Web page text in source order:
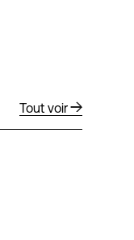
Tout voir